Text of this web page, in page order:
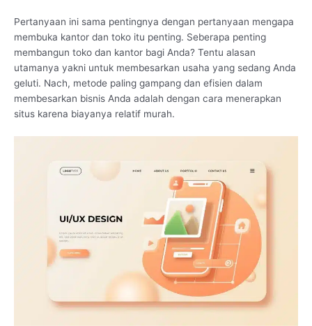
Pertanyaan ini sama pentingnya dengan pertanyaan mengapa
membuka kantor dan toko itu penting. Seberapa penting
membangun toko dan kantor bagi Anda? Tentu alasan
utamanya yakni untuk membesarkan usaha yang sedang Anda
geluti. Nach, metode paling gampang dan efisien dalam
membesarkan bisnis Anda adalah dengan cara menerapkan
situs karena biayanya relatif murah.